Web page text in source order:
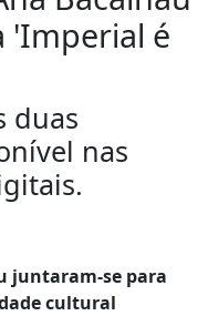
'Imperial é
duas
nas
juntaram-se para
cultural